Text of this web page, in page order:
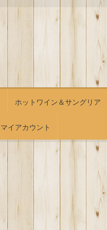
ホットワイン＆サングリア
マイアカウント